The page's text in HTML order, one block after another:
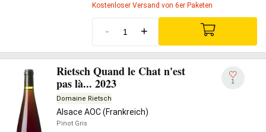
Kostenloser Versand von 6er Paketen
- +
Rietsch Quand le Chat n'est
pas là... 2023
Domaine Rietsch
Alsace AOC (Frankreich)
Pinot Gris
1